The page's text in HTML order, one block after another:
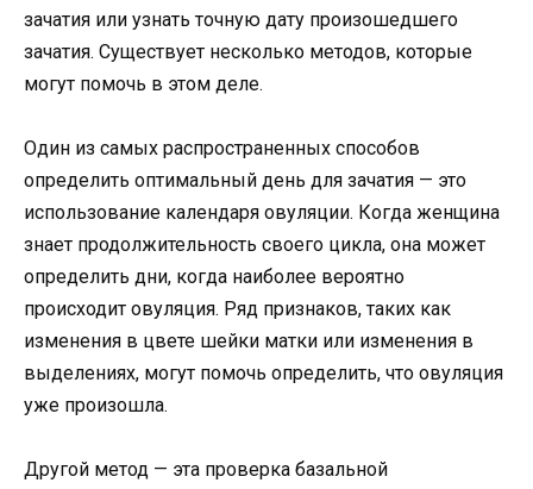
зачатия или узнать точную дату произошедшего
зачатия. Существует несколько методов, которые
могут помочь в этом деле.
Один из самых распространенных способов
определить оптимальный день для зачатия — это
использование календаря овуляции. Когда женщина
знает продолжительность своего цикла, она может
определить дни, когда наиболее вероятно
происходит овуляция. Ряд признаков, таких как
изменения в цвете шейки матки или изменения в
выделениях, могут помочь определить, что овуляция
уже произошла.
Другой метод — эта проверка базальной